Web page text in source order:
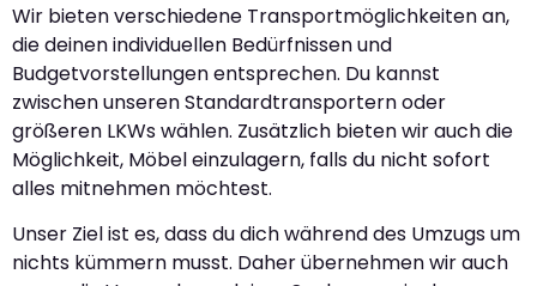
Wir bieten verschiedene Transportmöglichkeiten an,
die deinen individuellen Bedürfnissen und
Budgetvorstellungen entsprechen. Du kannst
zwischen unseren Standardtransportern oder
größeren LKWs wählen. Zusätzlich bieten wir auch die
Möglichkeit, Möbel einzulagern, falls du nicht sofort
alles mitnehmen möchtest.
Unser Ziel ist es, dass du dich während des Umzugs um
nichts kümmern musst. Daher übernehmen wir auch